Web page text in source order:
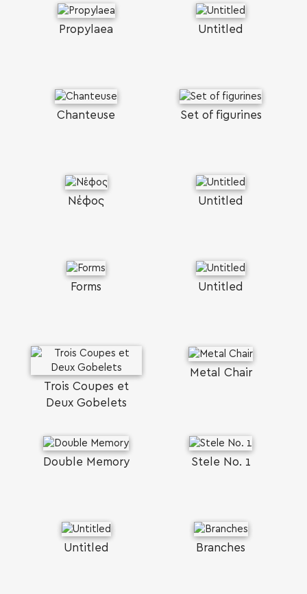
Propylaea Untitled
Chanteuse Set of figurines
Νέφος Untitled
Forms Untitled
Trois Coupes et
Deux Gobelets
Metal Chair
Double Memory Stele Νο. 1
Untitled Branches